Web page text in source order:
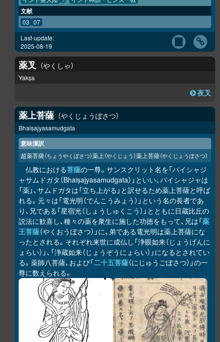
文献
03 07
Last-update:
2025-08-19
薬叉 やくしゃ
Yakṣa
夜叉
薬上菩薩 やくじょうぼさつ
Bhaiṣajyasamudgata
意味漢訳
超薬菩薩（ちょうやくぼさつ）薬上（やくじょう）薬上菩薩（やくじょうぼさつ）
仏教における菩薩の一尊。サンスクリット名を「バイシャジ
ャサムドガタ（Bhaiṣajyasamudgata）」といい、バイシャジャは
「薬」、サムドガタは「立ち上がる」と訳せるため薬上菩薩と呼ば
れる。元々は「電光明（でんこうみょう）」という名の長者であ
り、兄である「星宿光（しょうしゅくこう）」とともに日蔵比丘の
説法に歓喜し、種々の薬を衆生に施した功徳をもって、兄は「薬
王菩薩（やくおうぼさつ）」に、弟である電光明は薬上菩薩にな
ったとされる。それぞれ来世に成仏し「浄眼如来（じょうげんに
ょらい）」、「浄蔵如来（じょうぞうにょらい）」になるとされてい
る。薬師八菩薩、および「二十五菩薩（にじゅうごぼさつ）」の一
尊に数えられる。